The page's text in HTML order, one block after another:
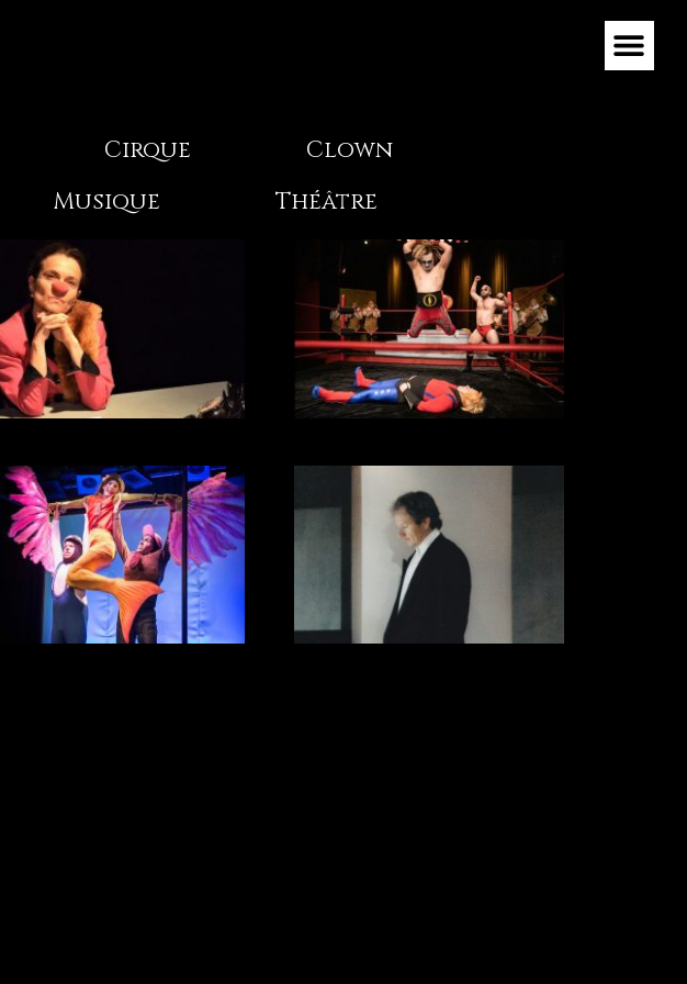
Cirque
Clown
Musique Théâtre